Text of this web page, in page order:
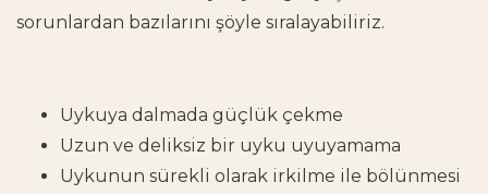
sorunlardan bazılarını şöyle sıralayabiliriz.
Uykuya dalmada güçlük çekme
Uzun ve deliksiz bir uyku uyuyamama
Uykunun sürekli olarak irkilme ile bölünmesi